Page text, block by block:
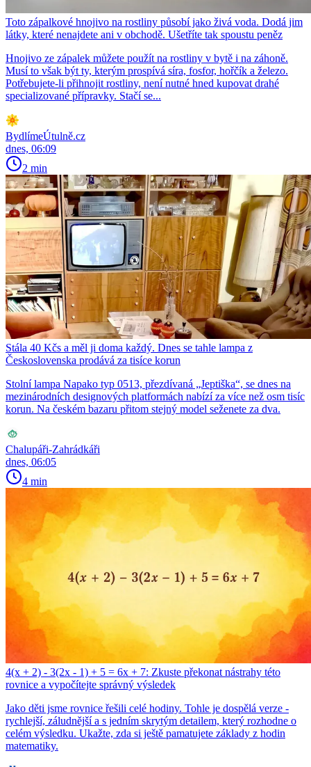
Toto zápalkové hnojivo na rostliny působí jako živá voda. Dodá jim
látky, které nenajdete ani v obchodě. Ušetříte tak spoustu peněz
Hnojivo ze zápalek můžete použít na rostliny v bytě i na záhoně.
Musí to však být ty, kterým prospívá síra, fosfor, hořčík a železo.
Potřebujete-li přihnojit rostliny, není nutné hned kupovat drahé
specializované přípravky. Stačí se...
BydlímeÚtulně.cz
dnes, 06:09
2 min
Stála 40 Kčs a měl ji doma každý. Dnes se tahle lampa z
Československa prodává za tisíce korun
Stolní lampa Napako typ 0513, přezdívaná „Jeptiška“, se dnes na
mezinárodních designových platformách nabízí za více než osm tisíc
korun. Na českém bazaru přitom stejný model seženete za dva.
Chalupáři-Zahrádkáři
dnes, 06:05
4 min
4(x + 2) - 3(2x - 1) + 5 = 6x + 7: Zkuste překonat nástrahy této
rovnice a vypočítejte správný výsledek
Jako děti jsme rovnice řešili celé hodiny. Tohle je dospělá verze -
rychlejší, záludnější a s jedním skrytým detailem, který rozhodne o
celém výsledku. Ukažte, zda si ještě pamatujete základy z hodin
matematiky.